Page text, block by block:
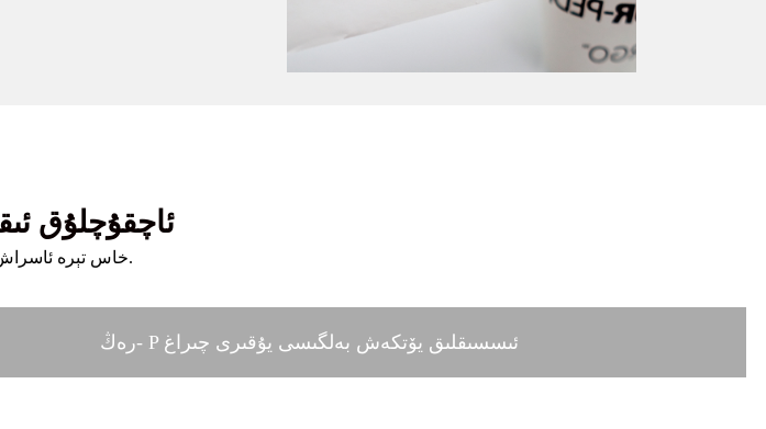
ئاچقۇچلۇق
خاس تېرە ئاسراش بەلگىسى.
رەڭ- P ئىسسىقلىق يۆتكەش بەلگىسى يۇقىرى چىراغ